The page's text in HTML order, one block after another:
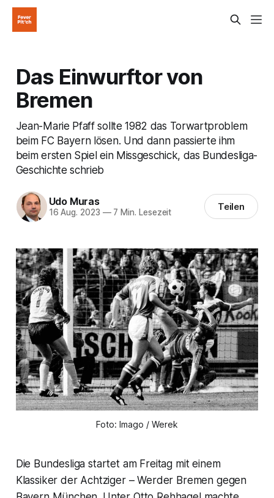
Das Einwurftor von
Bremen
Jean-Marie Pfaff sollte 1982 das Torwartproblem
beim FC Bayern lösen. Und dann passierte ihm
beim ersten Spiel ein Missgeschick, das Bundesliga-
Geschichte schrieb
Udo Muras
16 Aug. 2023 —7 Min. Lesezeit Teilen
Foto: Imago / Werek
Die Bundesliga startet am Freitag mit einem
Klassiker der Achtziger – Werder Bremen gegen